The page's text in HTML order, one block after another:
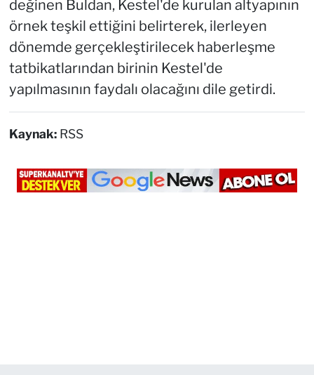
değinen Buldan, Kestel'de kurulan altyapının
örnek teşkil ettiğini belirterek, ilerleyen
dönemde gerçekleştirilecek haberleşme
tatbikatlarından birinin Kestel'de
yapılmasının faydalı olacağını dile getirdi.
Kaynak: RSS